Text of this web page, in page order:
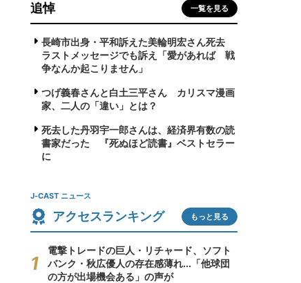
追悼 一覧を見る
長崎市出身・平和訴えた美輪明宏さん死去
ラストメッセージでも訴え「愛があれば 戦
争なんか起こりません」
つげ義春さんと白土三平さん カリスマ漫画
家、二人の「違い」とは？
死去した丹羽宇一郎さんは、経済界有数の読
書家だった 『死ぬほど読書』ベストセラー
に
J-CAST ニュース
アクセスランキング もっと見る
電撃トレードの巨人・リチャード、ソフト
バンク・秋広優人の存在感薄れ...「他球団
の方が出場機会ある」の声が